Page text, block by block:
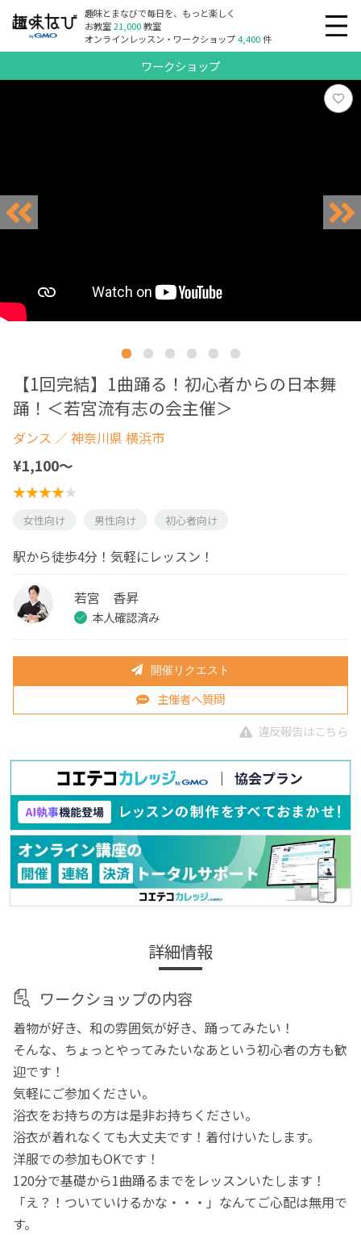
趣味とまなびで毎日を、もっと楽しく
お教室21,000教室
オンラインレッスン・ワークショップ4,400件
ワークショップ
【1回完結】1曲踊る！初心者からの日本舞
踊！＜若宮流有志の会主催＞
ダンス ／ 神奈川県 横浜市
¥1,100〜
女性向け 男性向け 初心者向け
駅から徒歩4分！気軽にレッスン！
若宮 香昇
本人確認済み
開催リクエスト
主催者へ質問
違反報告はこちら
詳細情報
ワークショップの内容
着物が好き、和の雰囲気が好き、踊ってみたい！
そんな、ちょっとやってみたいなあという初心者の方も歓
迎です！
気軽にご参加ください。
浴衣をお持ちの方は是非お持ちください。
浴衣が着れなくても大丈夫です！着付けいたします。
洋服での参加もOKです！
120分で基礎から1曲踊るまでをレッスンいたします！
「え？！ついていけるかな・・・」なんてご心配は無用で
す。